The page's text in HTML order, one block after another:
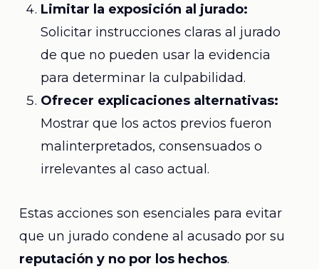
Limitar la exposición al jurado:
Solicitar instrucciones claras al jurado
de que no pueden usar la evidencia
para determinar la culpabilidad.
Ofrecer explicaciones alternativas:
Mostrar que los actos previos fueron
malinterpretados, consensuados o
irrelevantes al caso actual.
Estas acciones son esenciales para evitar
que un jurado condene al acusado por su
reputación y no por los hechos.